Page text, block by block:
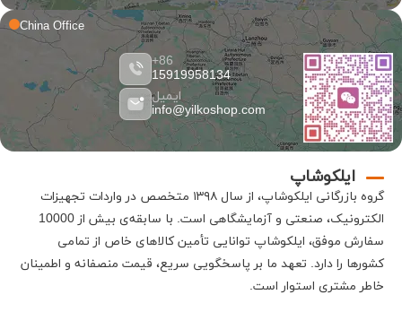
China Office
86+
15919958134
ایمیل
info@yilkoshop.com
ایلکوشاپ
گروه بازرگانی ایلکوشاپ
، از سال ۱۳۹۸ متخصص در واردات تجهیزات
الکترونیک، صنعتی و آزمایشگاهی است.
با سابقه‌ی بیش از 10000
سفارش موفق، ایلکوشاپ توانایی تأمین کالاهای خاص از تمامی
کشورها را دارد. تعهد ما بر پاسخگویی سریع، قیمت منصفانه و اطمینان
خاطر مشتری استوار است.